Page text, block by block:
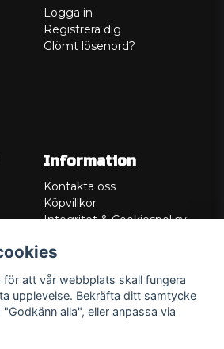
Logga in
Registrera dig
Glömt lösenord?
Information
Kontakta oss
Köpvillkor
Integritet & Cookiespolicy
Service/Garanti
Lådritning
Om oss
för att vår webbplats skall fungera
upplevelse. Bekräfta ditt samtycke
alla", eller anpassa via